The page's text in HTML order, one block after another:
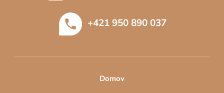
+421 950 890 037
Domov